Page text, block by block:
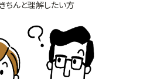
ちんと理解したい方